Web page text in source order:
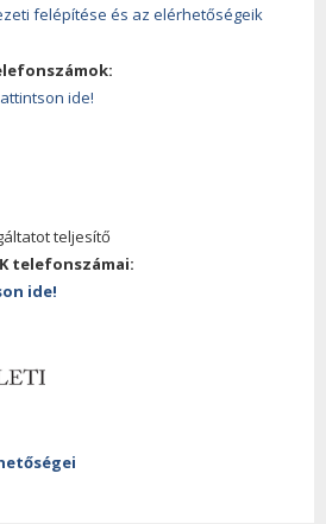
felépítése és az elérhetőségeik
ide!
teljesítő
telefonszámai:
ide!